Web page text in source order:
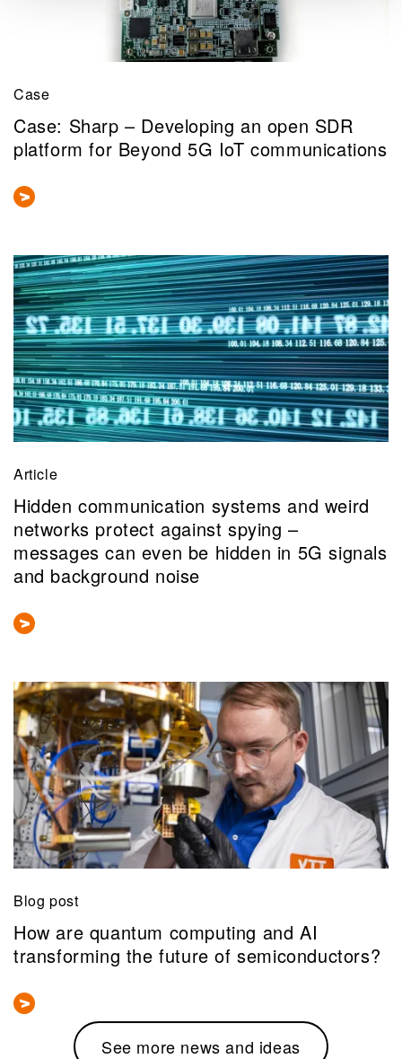
Case
Case: Sharp – Developing an open SDR
platform for Beyond 5G IoT communications
Article
Hidden communication systems and weird
networks protect against spying –
messages can even be hidden in 5G signals
and background noise
Blog post
How are quantum computing and AI
transforming the future of semiconductors?
See more news and ideas